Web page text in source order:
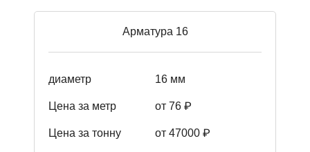
Арматура 16
диаметр 16 мм
Цена за метр от 76 ₽
Цена за тонну от 47000 ₽